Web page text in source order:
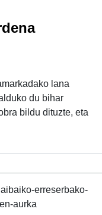
lana
du bihar
bildu dituzte, eta